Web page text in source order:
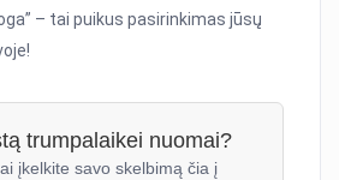
– tai puikus pasirinkimas jūsų
trumpalaikei nuomai?
įkelkite savo skelbimą čia į